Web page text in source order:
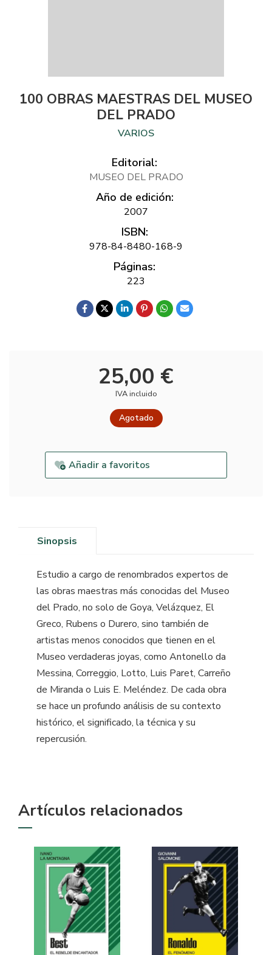
100 OBRAS MAESTRAS DEL MUSEO
DEL PRADO
VARIOS
Editorial:
MUSEO DEL PRADO
Año de edición:
2007
ISBN:
978-84-8480-168-9
Páginas:
223
25,00 €
IVA incluido
Agotado
Añadir a favoritos
Sinopsis
Estudio a cargo de renombrados expertos de
las obras maestras más conocidas del Museo
del Prado, no solo de Goya, Velázquez, El
Greco, Rubens o Durero, sino también de
artistas menos conocidos que tienen en el
Museo verdaderas joyas, como Antonello da
Messina, Correggio, Lotto, Luis Paret, Carreño
de Miranda o Luis E. Meléndez. De cada obra
se hace un profundo análisis de su contexto
histórico, el significado, la técnica y su
repercusión.
Artículos relacionados